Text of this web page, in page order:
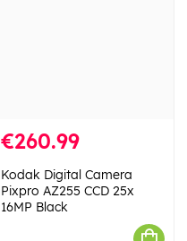
€260.99
Kodak Digital Camera
Pixpro AZ255 CCD 25x
16MP Black